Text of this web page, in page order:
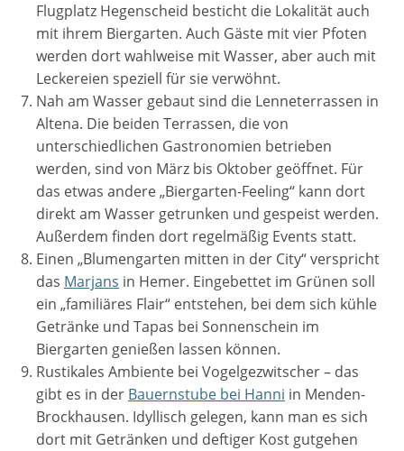
Flugplatz Hegenscheid besticht die Lokalität auch
mit ihrem Biergarten. Auch Gäste mit vier Pfoten
werden dort wahlweise mit Wasser, aber auch mit
Leckereien speziell für sie verwöhnt.
Nah am Wasser gebaut sind die Lenneterrassen in
Altena. Die beiden Terrassen, die von
unterschiedlichen Gastronomien betrieben
werden, sind von März bis Oktober geöffnet. Für
das etwas andere „Biergarten-Feeling“ kann dort
direkt am Wasser getrunken und gespeist werden.
Außerdem finden dort regelmäßig Events statt.
Einen „Blumengarten mitten in der City“ verspricht
das Marjans in Hemer. Eingebettet im Grünen soll
ein „familiäres Flair“ entstehen, bei dem sich kühle
Getränke und Tapas bei Sonnenschein im
Biergarten genießen lassen können.
Rustikales Ambiente bei Vogelgezwitscher – das
gibt es in der Bauernstube bei Hanni in Menden-
Brockhausen. Idyllisch gelegen, kann man es sich
dort mit Getränken und deftiger Kost gutgehen